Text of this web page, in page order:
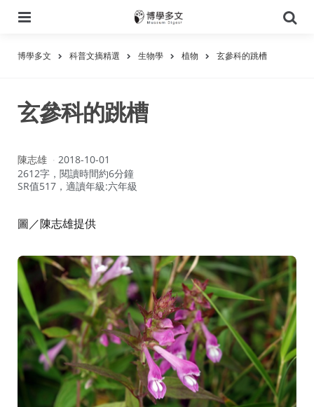
尋
博學多文 科普文摘精選 生物學 植物 玄參科的跳槽
玄參科的跳槽
作
者：
陳志雄
2018-10-01
2612字，閱讀時間約6分鐘
SR值517，適讀年級:六年級
圖／陳志雄提供